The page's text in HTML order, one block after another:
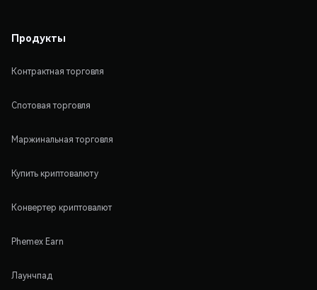
Продукты
Контрактная торговля
Спотовая торговля
Маржинальная торговля
Купить криптовалюту
Конвертер криптовалют
Phemex Earn
Лаунчпад